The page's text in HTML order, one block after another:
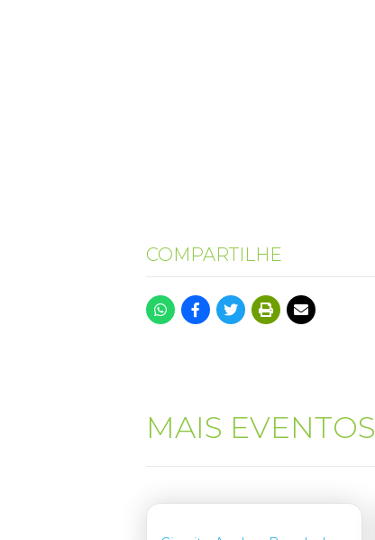
COMPARTILHE
MAIS EVENTOS